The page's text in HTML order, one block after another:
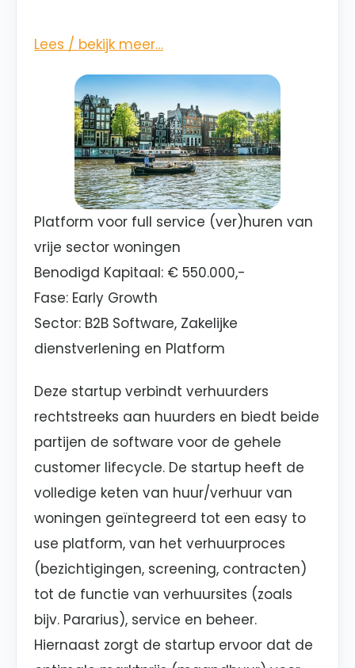
Lees / bekijk meer…
Platform voor full service (ver)huren van
vrije sector woningen
Benodigd Kapitaal: € 550.000,-
Fase: Early Growth
Sector: B2B Software, Zakelijke
dienstverlening en Platform
Deze startup verbindt verhuurders
rechtstreeks aan huurders en biedt beide
partijen de software voor de gehele
customer lifecycle. De startup heeft de
volledige keten van huur/verhuur van
woningen geïntegreerd tot een easy to
use platform, van het verhuurproces
(bezichtigingen, screening, contracten)
tot de functie van verhuursites (zoals
bijv. Pararius), service en beheer.
Hiernaast zorgt de startup ervoor dat de